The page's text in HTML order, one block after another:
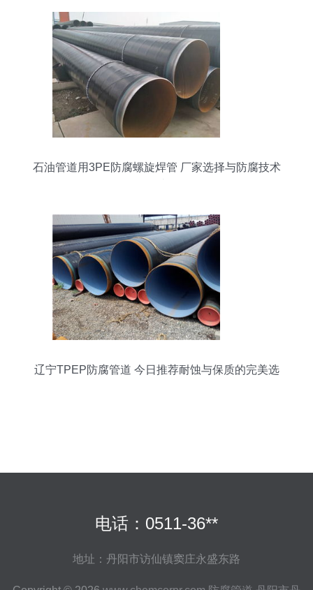
石油管道用3PE防腐螺旋焊管 厂家选择与防腐技术
辽宁TPEP防腐管道 今日推荐耐蚀与保质的完美选
电话：0511-36**
地址：丹阳市访仙镇窦庄永盛东路